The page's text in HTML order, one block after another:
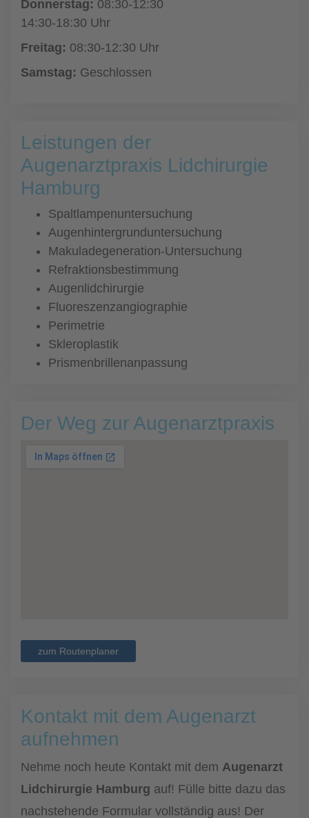
Donnerstag: 08:30-12:30
14:30-18:30 Uhr
Freitag: 08:30-12:30 Uhr
Samstag: Geschlossen
Leistungen der
Augenarztpraxis Lidchirurgie
Hamburg
Spaltlampenuntersuchung
Augenhintergrunduntersuchung
Makuladegeneration-Untersuchung
Refraktionsbestimmung
Augenlidchirurgie
Fluoreszenzangiographie
Perimetrie
Skleroplastik
Prismenbrillenanpassung
Der Weg zur Augenarztpraxis
zum Routenplaner
Kontakt mit dem Augenarzt
aufnehmen
Nehme noch heute Kontakt mit dem Augenarzt
Lidchirurgie Hamburg auf! Fülle bitte dazu das
nachstehende Formular vollständig aus! Der